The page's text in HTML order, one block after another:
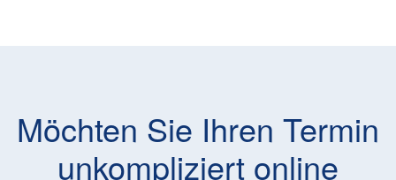
Möchten Sie Ihren Termin
unkompliziert online